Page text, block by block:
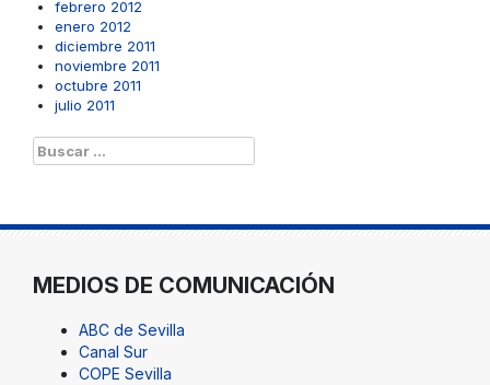
febrero 2012
enero 2012
diciembre 2011
noviembre 2011
octubre 2011
julio 2011
Buscar:
MEDIOS DE COMUNICACIÓN
ABC de Sevilla
Canal Sur
COPE Sevilla